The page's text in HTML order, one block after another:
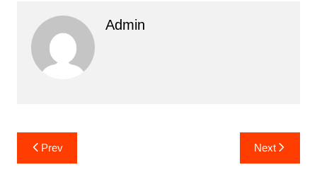
Admin
Post
navigation
Prev Next